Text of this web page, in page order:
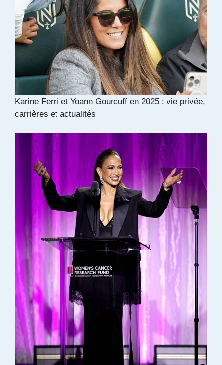
Karine Ferri et Yoann Gourcuff en 2025 : vie privée,
carrières et actualités